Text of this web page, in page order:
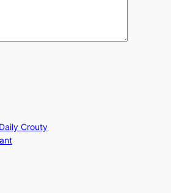
Crouty